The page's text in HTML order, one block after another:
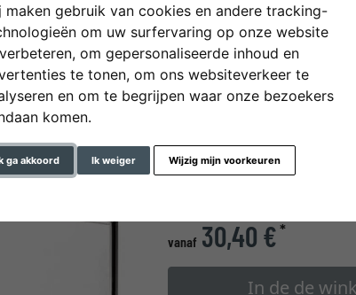
maken gebruik van cookies en andere tracking-
om uw surfervaring op onze website
om gepersonaliseerde inhoud en
te tonen, om ons websiteverkeer te
en om te begrijpen waar onze bezoekers
komen.
ga akkoord Ik weiger Wijzig mijn voorkeuren
Multi fotokader
formaat
kleur
vanaf 30,40 €*
In de de